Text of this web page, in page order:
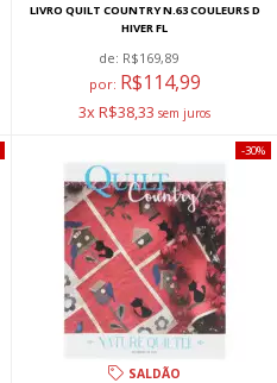
LIVRO QUILT COUNTRY N.63 COULEURS D
HIVER FL
de: R$169,89
por: R$114,99
3x R$38,33
SALDÃO
30%